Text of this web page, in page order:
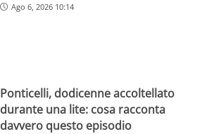
Ago 6, 2026 10:14
Ponticelli, dodicenne accoltellato
durante una lite: cosa racconta
davvero questo episodio